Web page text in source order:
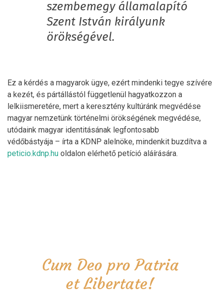
szembemegy államalapító
Szent István királyunk
örökségével.
Ez a kérdés a magyarok ügye, ezért mindenki tegye szívére
a kezét, és pártállástól függetlenül hagyatkozzon a
lelkiismeretére, mert a keresztény kultúránk megvédése
magyar nemzetünk történelmi örökségének megvédése,
utódaink magyar identitásának legfontosabb
védőbástyája – írta a KDNP alelnöke, mindenkit buzdítva a
peticio.kdnp.hu oldalon elérhető petíció aláírására.
Cum Deo pro Patria
et Libertate!